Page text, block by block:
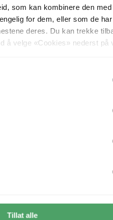
som kan kombinere den med
for dem, eller som de
deres. Du kan trekke
å velge «Cookies» nederst på
Tillat alle
IP65 3pk. grå